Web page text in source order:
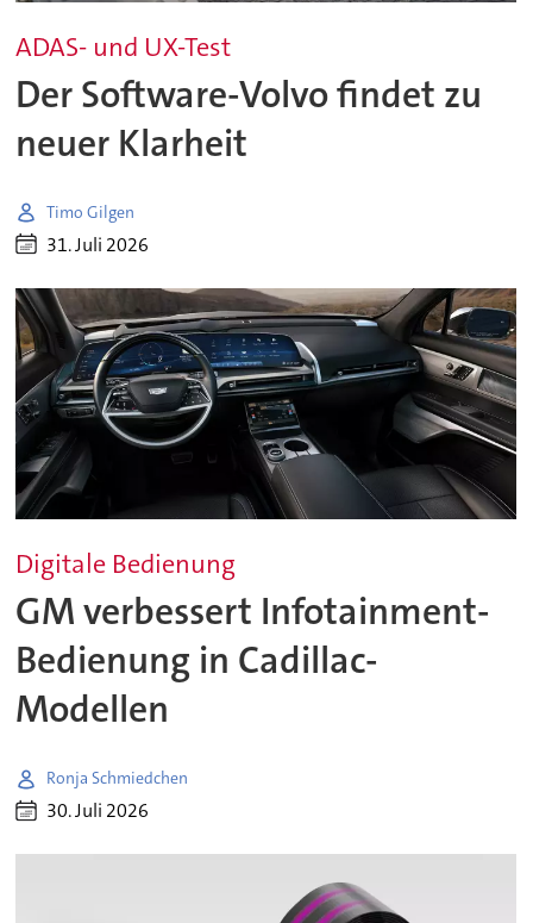
ADAS- und UX-Test
Der Software-Volvo findet zu
neuer Klarheit
Timo Gilgen
31. Juli 2026
Digitale Bedienung
GM verbessert Infotainment-
Bedienung in Cadillac-
Modellen
Ronja Schmiedchen
30. Juli 2026